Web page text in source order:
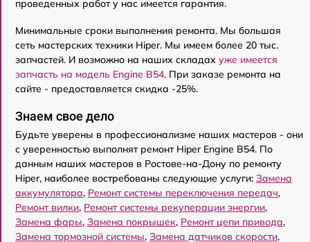
проведенных работ у нас имеется гарантия.
Минимальные сроки выполнения ремонта. Мы большая
сеть мастерских техники Hiper. Мы имеем более 20 тыс.
запчастей. И возможно на наших складах уже имеется
запчасть на модель Engine B54. При заказе ремонта на
сайте - предоставляется скидка -25%.
Знаем свое дело
Будьте уверены в профессионализме наших мастеров - они
с уверенностью выполнят ремонт Hiper Engine B54. По
данным наших мастеров в Ростове-на-Дону по ремонту
Hiper, наиболее востребованы следующие услуги: Замена
аккумулятора, Ремонт системы переключения передач,
Ремонт вилки, Ремонт системы рекуперации энергии,
Замена фары, Замена покрышек, Ремонт цепи привода,
Замена тормозной системы, Замена датчиков скорости,